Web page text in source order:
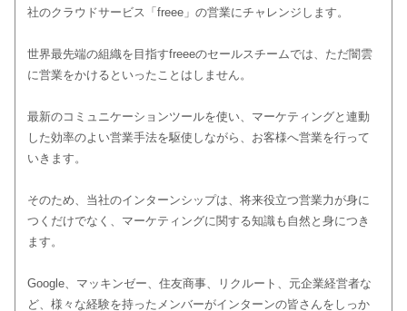
社のクラウドサービス「freee」の営業にチャレンジします。
世界最先端の組織を目指すfreeeのセールスチームでは、ただ闇雲
に営業をかけるといったことはしません。
最新のコミュニケーションツールを使い、マーケティングと連動
した効率のよい営業手法を駆使しながら、お客様へ営業を行って
いきます。
そのため、当社のインターンシップは、将来役立つ営業力が身に
つくだけでなく、マーケティングに関する知識も自然と身につき
ます。
Google、マッキンゼー、住友商事、リクルート、元企業経営者な
ど、様々な経験を持ったメンバーがインターンの皆さんをしっか